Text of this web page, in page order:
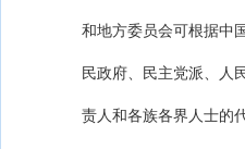
和地方委员会可根据中
民政府、民主党派、人
责人和各族各界人士的